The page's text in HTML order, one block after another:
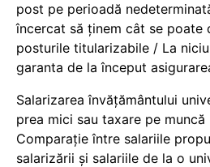
post pe perioadă
încercat să ținem cât se poate
posturile titularizabile / La
garanta de la început
Salarizarea învățământului
prea mici sau taxare pe muncă
Comparație între salariile
salarizării și salariile de la o